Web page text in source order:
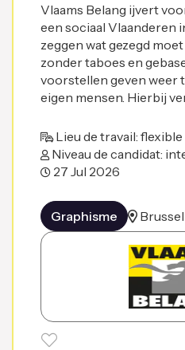
Vlaams Belang ijvert
een sociaal Vlaanderen
zeggen wat gezegd
zonder taboes en
voorstellen geven weer
eigen mensen. Hierbij
Lieu de travail: flexible
Niveau de candidat:
27 Jul 2026
Graphisme Brussel